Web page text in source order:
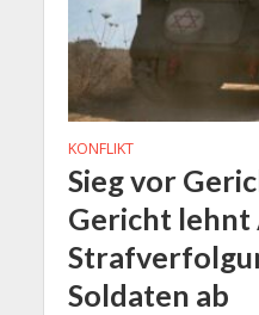
KONFLIKT
Sieg vor
Gericht lehnt
Soldaten ab